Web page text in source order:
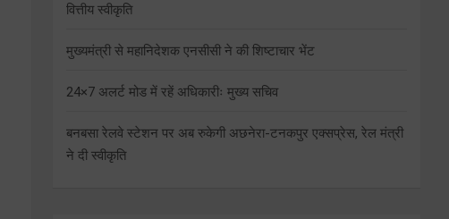
वित्तीय स्वीकृति
मुख्यमंत्री से महानिदेशक एनसीसी ने की शिष्टाचार भेंट
24×7 अलर्ट मोड में रहें अधिकारीः मुख्य सचिव
बनबसा रेलवे स्टेशन पर अब रुकेगी अछनेरा-टनकपुर एक्सप्रेस, रेल मंत्री
ने दी स्वीकृति